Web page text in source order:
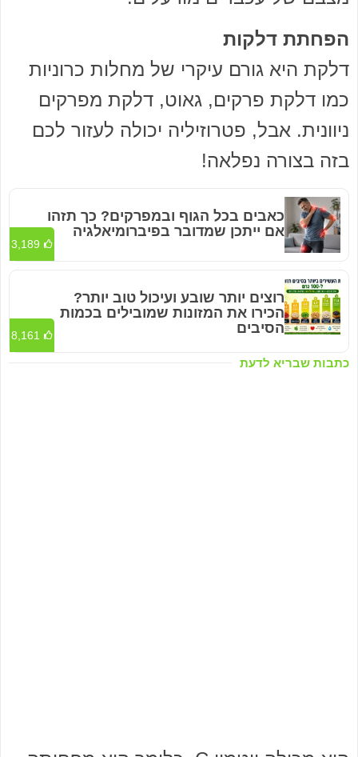
הפחתת דלקות
דלקת היא גורם עיקרי של מחלות כרוניות
כמו דלקת פרקים, גאוט, דלקת מפרקים
ניוונית. אבל, פטרוזיליה יכולה לעזור לכם
בזה בצורה נפלאה!
כתבות שבריא לדעת
כאבים בכל הגוף ובמפרקים? כך תזהו
אם ייתכן שמדובר בפיברומיאלגיה
3,189
רוצים יותר שובע ועיכול טוב יותר?
הכירו את המזונות שמובילים בכמות
הסיבים
8,161